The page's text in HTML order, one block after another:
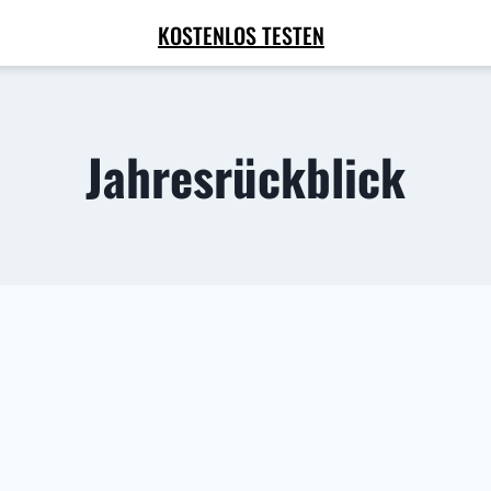
KOSTENLOS TESTEN
Jahresrückblick